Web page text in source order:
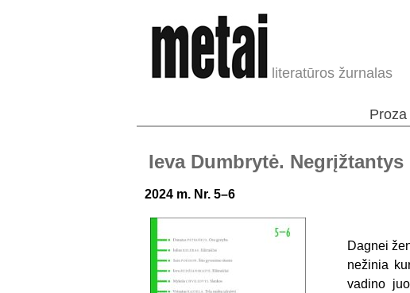
literatūros žurnalas
Proza
Ieva Dumbrytė. Negrįžtantys
2024 m. Nr. 5–6
Dagnei
nežinia
vadino